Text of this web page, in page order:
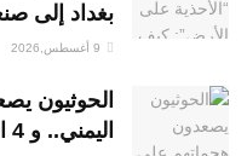
بغداد إلى
الحوثيون
اليمني.. و 4 انفجارات تهز المدينة